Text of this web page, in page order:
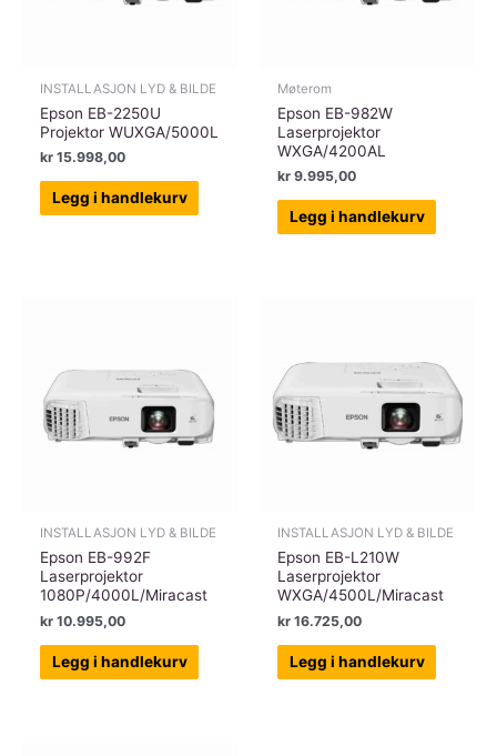
INSTALLASJON LYD & BILDE
Epson EB-2250U
Projektor WUXGA/5000L
kr 15.998,00
Legg i handlekurv
Møterom
Epson EB-982W
Laserprojektor
WXGA/4200AL
kr 9.995,00
Legg i handlekurv
INSTALLASJON LYD & BILDE
Epson EB-992F
Laserprojektor
1080P/4000L/Miracast
kr 10.995,00
Legg i handlekurv
INSTALLASJON LYD & BILDE
Epson EB-L210W
Laserprojektor
WXGA/4500L/Miracast
kr 16.725,00
Legg i handlekurv